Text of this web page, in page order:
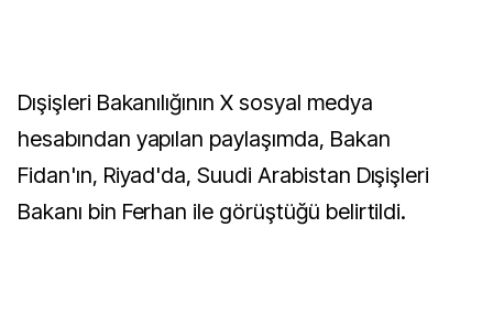
Dışişleri Bakanılığının X sosyal medya
hesabından yapılan paylaşımda, Bakan
Fidan'ın, Riyad'da, Suudi Arabistan Dışişleri
Bakanı bin Ferhan ile görüştüğü belirtildi.